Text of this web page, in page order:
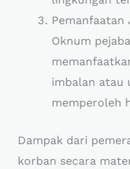
Pemanfaatan
Oknum
imbalan atau
memperoleh
Dampak dari
korban secara